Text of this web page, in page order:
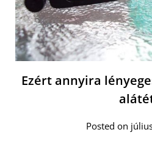
Ezért annyira
Posted on